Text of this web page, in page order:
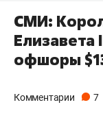
СМИ:
Елизавета
офшоры
Комментарии 7